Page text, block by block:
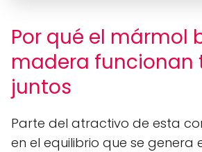
Por qué el mármol
madera funcionan
juntos
Parte del atractivo de esta
en el equilibrio que se genera